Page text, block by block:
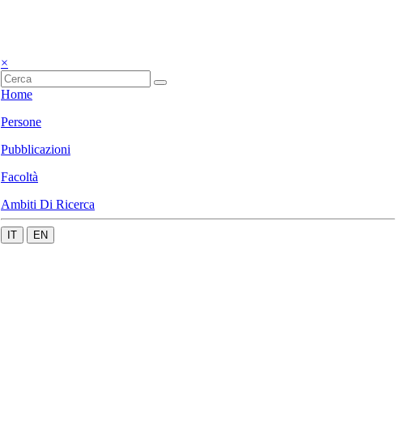
×
Home
Persone
Pubblicazioni
Facoltà
Ambiti Di Ricerca
IT EN